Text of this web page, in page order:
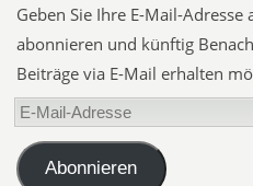
Geben Sie Ihre E-Mail-Adresse
abonnieren und künftig
Beiträge via E-Mail erhalten
E-
Mail-
AdresseAbonnieren